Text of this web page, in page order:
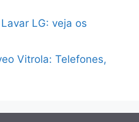
LG: veja os
Vitrola: Telefones,